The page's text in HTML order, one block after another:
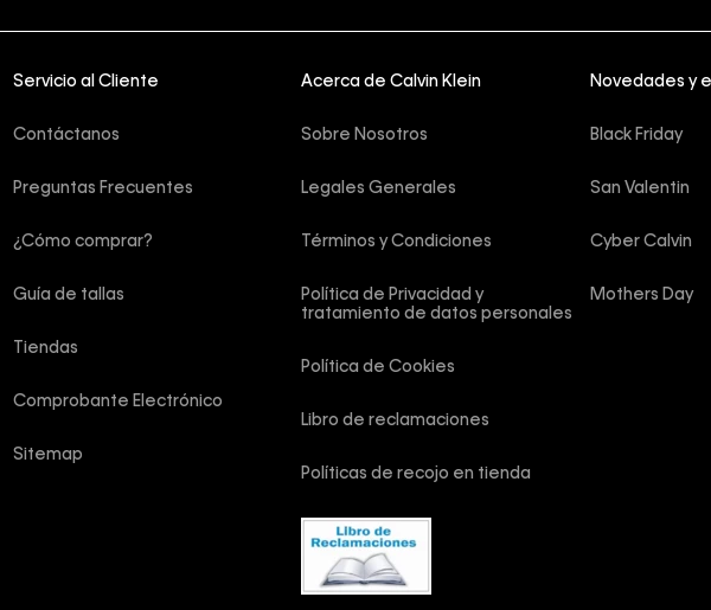
Servicio al Cliente
Contáctanos
Preguntas Frecuentes
¿Cómo comprar?
Guía de tallas
Tiendas
Comprobante Electrónico
Sitemap
Acerca de Calvin Klein
Sobre Nosotros
Legales Generales
Términos y Condiciones
Política de Privacidad y
tratamiento de datos personales
Política de Cookies
Libro de reclamaciones
Políticas de recojo en tienda
Novedades y
Black Friday
San Valentin
Cyber Calvin
Mothers Day